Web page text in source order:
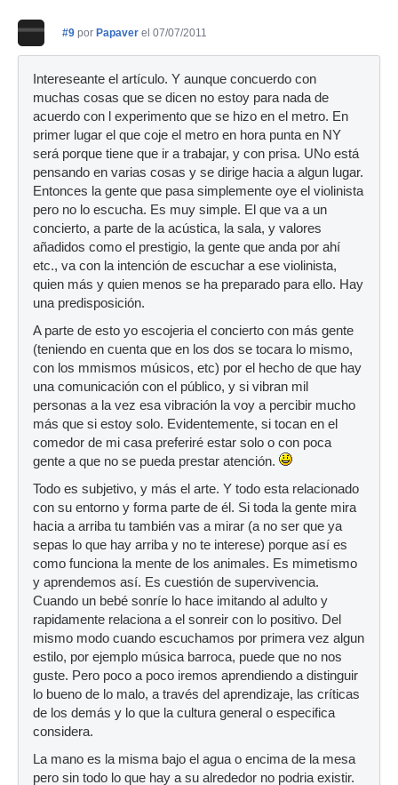
#9 por Papaver el 07/07/2011
Intereseante el artículo. Y aunque concuerdo con
muchas cosas que se dicen no estoy para nada de
acuerdo con l experimento que se hizo en el metro. En
primer lugar el que coje el metro en hora punta en NY
será porque tiene que ir a trabajar, y con prisa. UNo está
pensando en varias cosas y se dirige hacia a algun lugar.
Entonces la gente que pasa simplemente oye el violinista
pero no lo escucha. Es muy simple. El que va a un
concierto, a parte de la acústica, la sala, y valores
añadidos como el prestigio, la gente que anda por ahí
etc., va con la intención de escuchar a ese violinista,
quien más y quien menos se ha preparado para ello. Hay
una predisposición.
A parte de esto yo escojeria el concierto con más gente
(teniendo en cuenta que en los dos se tocara lo mismo,
con los mmismos músicos, etc) por el hecho de que hay
una comunicación con el público, y si vibran mil
personas a la vez esa vibración la voy a percibir mucho
más que si estoy solo. Evidentemente, si tocan en el
comedor de mi casa preferiré estar solo o con poca
gente a que no se pueda prestar atención.
Todo es subjetivo, y más el arte. Y todo esta relacionado
con su entorno y forma parte de él. Si toda la gente mira
hacia a arriba tu también vas a mirar (a no ser que ya
sepas lo que hay arriba y no te interese) porque así es
como funciona la mente de los animales. Es mimetismo
y aprendemos así. Es cuestión de supervivencia.
Cuando un bebé sonríe lo hace imitando al adulto y
rapidamente relaciona a el sonreir con lo positivo. Del
mismo modo cuando escuchamos por primera vez algun
estilo, por ejemplo música barroca, puede que no nos
guste. Pero poco a poco iremos aprendiendo a distinguir
lo bueno de lo malo, a través del aprendizaje, las críticas
de los demás y lo que la cultura general o especifica
considera.
La mano es la misma bajo el agua o encima de la mesa
pero sin todo lo que hay a su alrededor no podria existir.